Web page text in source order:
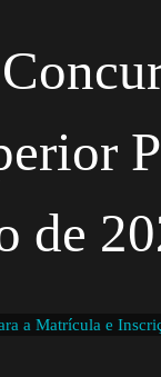
de
a Matrícula e